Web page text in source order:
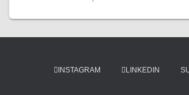
INSTAGRAM LINKEDIN